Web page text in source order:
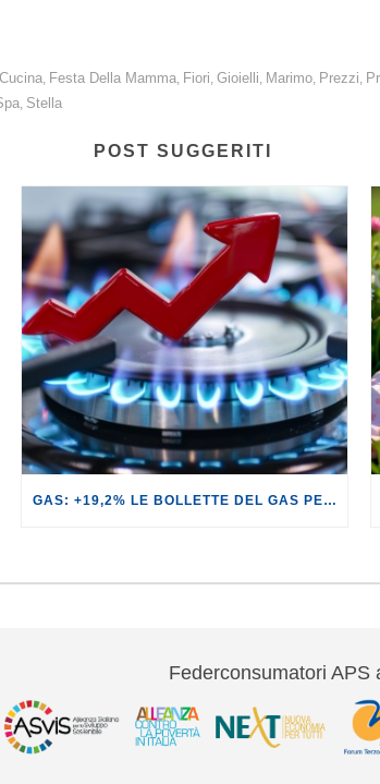
, Festa Della Mamma, Fiori, Gioielli, Marimo, Prezzi,
, Stella
POST SUGGERITI
GAS: +19,2% LE BOLLETTE DEL GAS PER I CLIENTI IN SERVIZIO DI VULNERABILITÀ.
Federconsumatori APS